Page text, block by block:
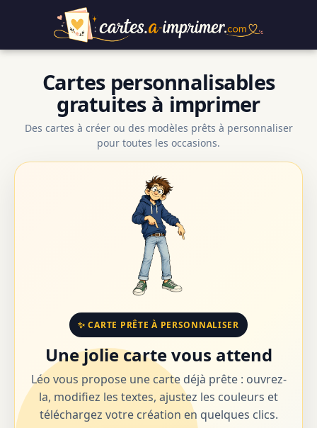
Cartes personnalisables
gratuites à imprimer
Des cartes à créer ou des modèles prêts à personnaliser
pour toutes les occasions.
✨ CARTE PRÊTE À PERSONNALISER
Une jolie carte vous attend
Léo vous propose une carte déjà prête : ouvrez-
la, modifiez les textes, ajustez les couleurs et
téléchargez votre création en quelques clics.